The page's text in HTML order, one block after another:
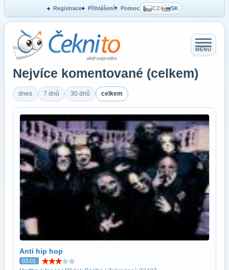
Registrace Přihlášení Pomoc CZ/ SK
MENU
Nejvíce komentované (celkem)
dnes 7 dnů 30 dnů celkem
Anti hip hop
03:01